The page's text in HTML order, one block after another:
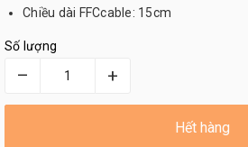
Chiều dài FFCcable: 15cm
Số lượng
– +
Hết hàng